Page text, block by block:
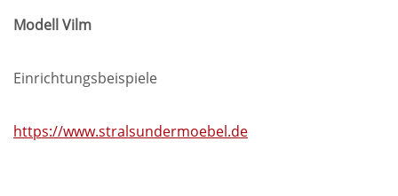
Modell Vilm
Einrichtungsbeispiele
https://www.stralsundermoebel.de